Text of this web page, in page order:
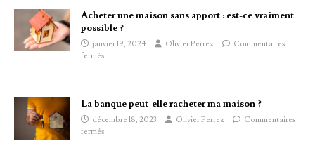
Acheter une maison sans apport : est-ce vraiment
possible ?
janvier 19, 2024 Olivier Perrez
Commentaires
fermés
La banque peut-elle racheter ma maison ?
décembre 18, 2023 Olivier Perrez
Commentaires
fermés